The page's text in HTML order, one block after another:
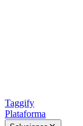
Taggify
Plataforma